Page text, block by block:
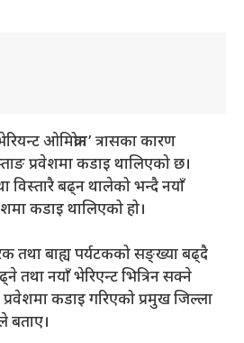
ओमिक्रोन’ त्रासका कारण
प्रवेशमा कडाइ थालिएको छ।
विस्तारै बढ्न थालेको भन्दै नयाँ
कडाइ थालिएको हो।
तथा बाह्य पर्यटकको सङ्ख्या बढ्दै
तथा नयाँ भेरिएन्ट भित्रिन सक्ने
कडाइ गरिएको प्रमुख जिल्ला
बताए।